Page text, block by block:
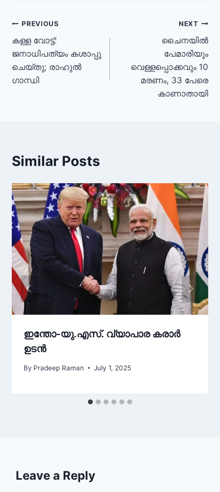
PREVIOUS
കള്ള വോട്ട്:
ജനാധിപത്യം കശാപ്പു
ചെയ്തു; രാഹുൽ
ഗാന്ധി
NEXT
ചൈനയിൽ
പേമാരിയും
വെള്ളപ്പൊക്കവും 10
മരണം, 33 പേരെ
കാണാതായി
Similar Posts
ഇന്തോ-യു.എസ്. വ്യാപാര കരാർ
ഉടൻ
By Pradeep Raman July 1, 2025
Leave a Reply